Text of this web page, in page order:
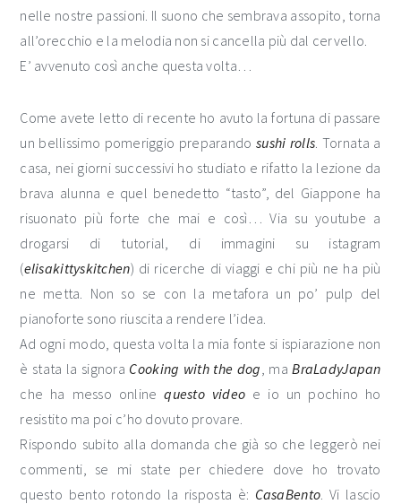
nelle nostre passioni. Il suono che sembrava assopito, torna
all’orecchio e la melodia non si cancella più dal cervello.
E’ avvenuto così anche questa volta…
Come avete letto di recente ho avuto la fortuna di passare
un bellissimo pomeriggio preparando sushi rolls. Tornata a
casa, nei giorni successivi ho studiato e rifatto la lezione da
brava alunna e quel benedetto “tasto”, del Giappone ha
risuonato più forte che mai e così… Via su youtube a
drogarsi di tutorial, di immagini su istagram
(elisakittyskitchen) di ricerche di viaggi e chi più ne ha più
ne metta. Non so se con la metafora un po’ pulp del
pianoforte sono riuscita a rendere l’idea.
Ad ogni modo, questa volta la mia fonte si ispiarazione non
è stata la signora Cooking with the dog, maBraLadyJapan
che ha messo onlinequesto video e io un pochino ho
resistito ma poi c’ho dovuto provare.
Rispondo subito alla domanda che già so che leggerò nei
commenti, se mi state per chiedere dove ho trovato
questo bento rotondo la risposta è: CasaBento. Vi lascio